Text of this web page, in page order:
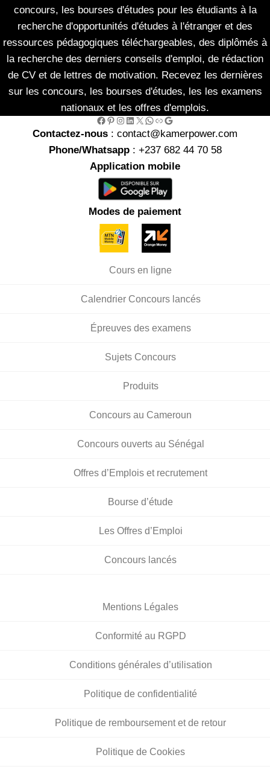
concours, les bourses d'études pour les étudiants à la
recherche d'opportunités d'études à l'étranger et des
ressources pédagogiques téléchargeables, des diplômés à
la recherche des derniers conseils d'emploi, de rédaction
de CV et de lettres de motivation. Recevez les dernières
sur les concours, les bourses d'études, les les examens
nationaux et les offres d'emplois.
Facebook Pinterest Instagram LinkedIn X WhatsApp Link Google
Contactez-nous : contact@kamerpower.com
Phone/Whatsapp: +237 682 44 70 58
Application mobile
Modes de paiement
Cours en ligne
Calendrier Concours lancés
Épreuves des examens
Sujets Concours
Produits
Concours au Cameroun
Concours ouverts au Sénégal
Offres d’Emplois et recrutement
Bourse d’étude
Les Offres d’Emploi
Concours lancés
Mentions Légales
Conformité au RGPD
Conditions générales d’utilisation
Politique de confidentialité
Politique de remboursement et de retour
Politique de Cookies